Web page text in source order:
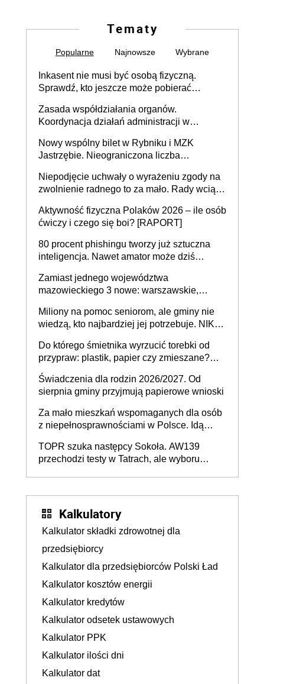
Tematy
Popularne Najnowsze Wybrane
Inkasent nie musi być osobą fizyczną.
Sprawdź, kto jeszcze może pobierać
Zasada współdziałania organów.
Koordynacja działań administracji w
Nowy wspólny bilet w Rybniku i MZK
Jastrzębie. Nieograniczona liczba
Niepodjęcie uchwały o wyrażeniu zgody na
zwolnienie radnego to za mało. Rady wciąż
rozstrzygać sprawy
Aktywność fizyczna Polaków 2026 – ile osób
ćwiczy i czego się boi? [RAPORT]
80 procent phishingu tworzy już sztuczna
inteligencja. Nawet amator może dziś
Zamiast jednego województwa
mazowieckiego 3 nowe: warszawskie,
Europie nie ma tak dużych jednostek
stołecznych
Miliony na pomoc seniorom, ale gminy nie
wiedzą, kto najbardziej jej potrzebuje. NIK
Do którego śmietnika wyrzucić torebki od
przypraw: plastik, papier czy zmieszane?
Świadczenia dla rodzin 2026/2027. Od
sierpnia gminy przyjmują papierowe wnioski
Za mało mieszkań wspomaganych dla osób
z niepełnosprawnościami w Polsce. Idą
TOPR szuka następcy Sokoła. AW139
przechodzi testy w Tatrach, ale wyboru
Kalkulatory
Kalkulator składki zdrowotnej dla
przedsiębiorcy
Kalkulator dla przedsiębiorców Polski Ład
Kalkulator kosztów energii
Kalkulator kredytów
Kalkulator odsetek ustawowych
Kalkulator PPK
Kalkulator ilości dni
Kalkulator dat